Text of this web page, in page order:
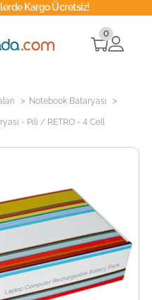
Kargo Ücretsiz!
0
> Notebook Bataryası >
- Pili / RETRO - 4 Cell